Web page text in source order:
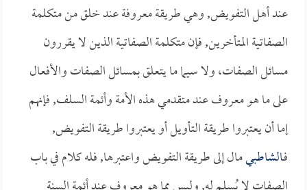
عند أهل التفويض, وهي طريقة معروفة عند خلق من متكلمة
الصفاتية المتأخرين, فإن متكلمة الصفاتية الذين لا يقررون
مسائل الصفات، ولا سيما ما يتعلق بمسائل الصفات والأفعال
على ما هو معروف عند متقدمي هذه الأمة وأئمة السلف, فإنهم
إما أن يعتبروا طريقة التأويل أو يعتبروا طريقة التفويض,
فـالشاطبيمال إلى طريقة التفويض واعتبرها, فله كلام في باب